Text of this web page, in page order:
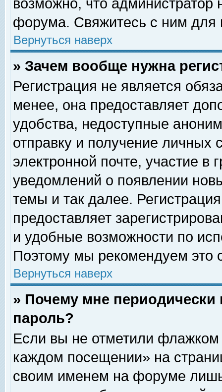
возможно, что
форума. Свяжитесь с ним для
Вернуться наверх
» Зачем вообще нужна
Регистрация не является
менее, она предоставляет
удобства, недоступные
отправку и получение личных
электронной почте, участие в
уведомлений о появлении
темы и так далее.
предоставляет
и удобные возможности по
Поэтому мы рекомендуем это
Вернуться наверх
» Почему мне
пароль?
Если вы не отметили флажком
каждом посещении» на
своим именем на форуме